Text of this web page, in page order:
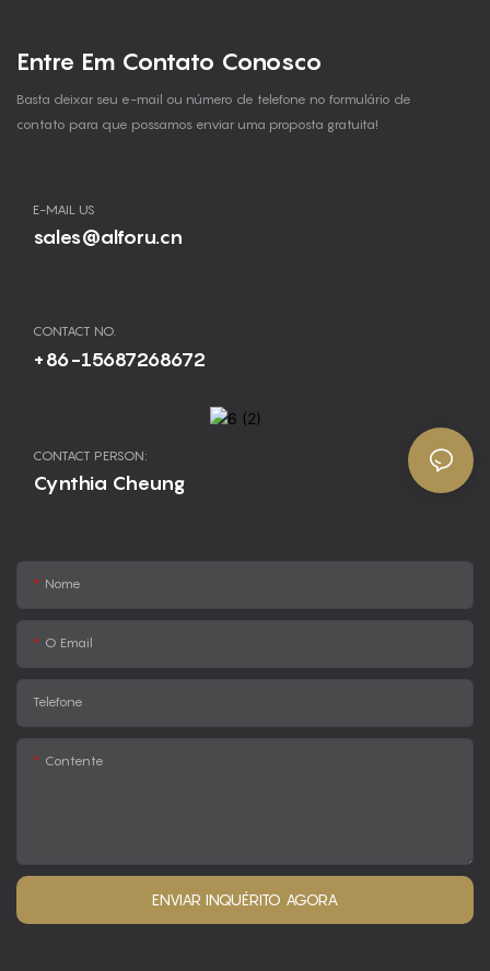
Entre Em Contato Conosco
Basta deixar seu e-mail ou número de telefone no formulário de
contato para que possamos enviar uma proposta gratuita!
E-MAIL US
sales@alforu.cn
CONTACT NO.
+86-15687268672
CONTACT PERSON:
Cynthia Cheung
Nome
O Email
Telefone
Contente
ENVIAR INQUÉRITO AGORA